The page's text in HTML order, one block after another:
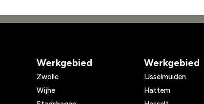
Werkgebied
Zwolle
Wijhe
Werkgebied
IJsselmuiden
Hattem